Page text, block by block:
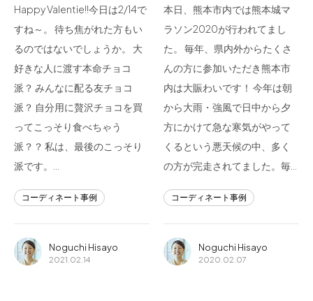
Happy Valentie!!今日は2/14で
すね～。 待ち焦がれた方もい
るのではないでしょうか。 大
好きな人に渡す本命チョコ
派？ みんなに配る友チョコ
派？ 自分用に贅沢チョコを買
ってこっそり食べちゃう
派？？ 私は、最後のこっそり
派です。…
コーディネート事例
Noguchi Hisayo
2021.02.14
本日、熊本市内では熊本城マ
ラソン2020が行われてまし
た。 毎年、県内外からたくさ
んの方に参加いただき熊本市
内は大賑わいです！ 今年は朝
から大雨・強風で日中から夕
方にかけて急な寒気がやって
くるという悪天候の中、多く
の方が完走されてました。毎…
コーディネート事例
Noguchi Hisayo
2020.02.07